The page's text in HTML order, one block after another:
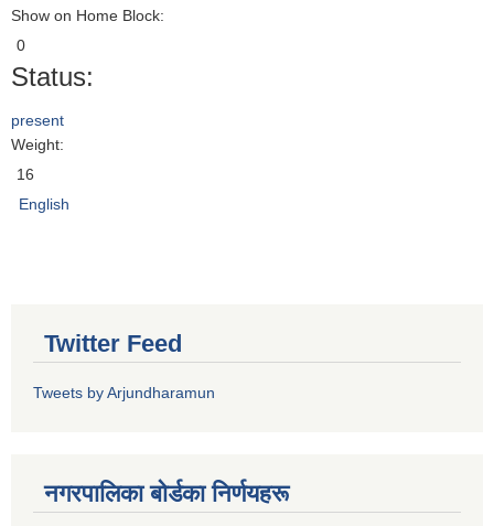
Show on Home Block:
0
Status:
present
Weight:
16
English
Twitter Feed
Tweets by Arjundharamun
नगरपालिका बाेर्डका निर्णयहरू